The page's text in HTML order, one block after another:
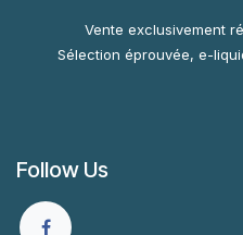
Vente exclusivement
Sélection éprouvée, e-
Follow Us